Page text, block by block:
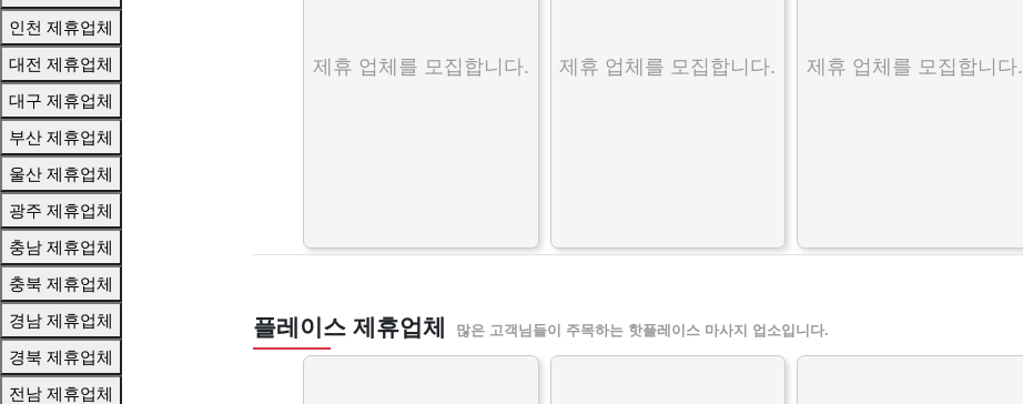
제휴 업체를 모집합니다. 제휴 업체를 모집합니다. 제휴 업체를 모집합니다.
플레이스 제휴업체 많은 고객님들이 주목하는 핫플레이스 마사지 업소입니다.
인천 제휴업체
대전 제휴업체
대구 제휴업체
부산 제휴업체
울산 제휴업체
광주 제휴업체
충남 제휴업체
충북 제휴업체
경남 제휴업체
경북 제휴업체
전남 제휴업체